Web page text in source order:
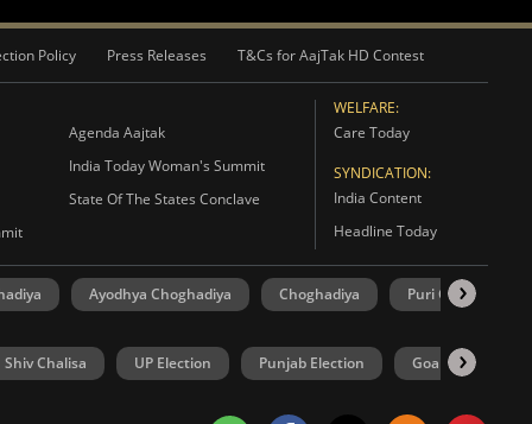
Policy Press Releases T&Cs for AajTak HD Contest
Agenda Aajtak
India Today Woman's Summit
State Of The States Conclave
WELFARE:
Care Today
SYNDICATION:
India Content
Headline Today
Ayodhya Choghadiya Choghadiya Puri Choghadiya
Shiv Chalisa UP Election Punjab Election Goa Election